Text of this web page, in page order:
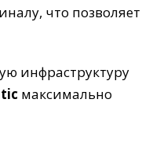
что позволяет
инфраструктуру
максимально